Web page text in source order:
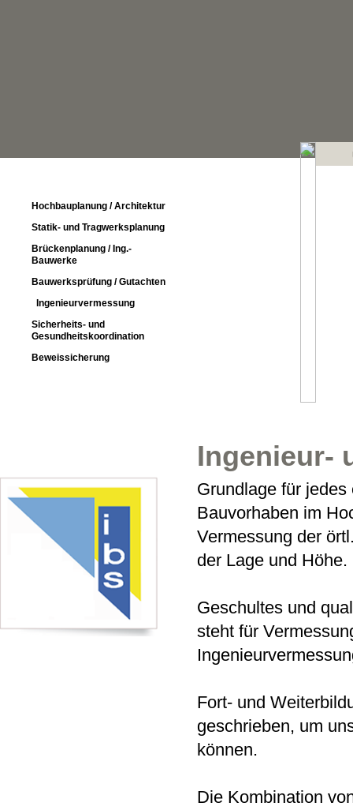
Hochbauplanung / Architektur
Statik- und Tragwerksplanung
Brückenplanung / Ing.-
Bauwerke
Bauwerksprüfung / Gutachten
Ingenieurvermessung
Sicherheits- und
Gesundheitskoordination
Beweissicherung
Ingenieur-
Grundlage für jedes
Bauvorhaben im
Vermessung der
der Lage und Höhe.
Geschultes und
steht für
Fort- und
geschrieben, um
können.
Die Kombination